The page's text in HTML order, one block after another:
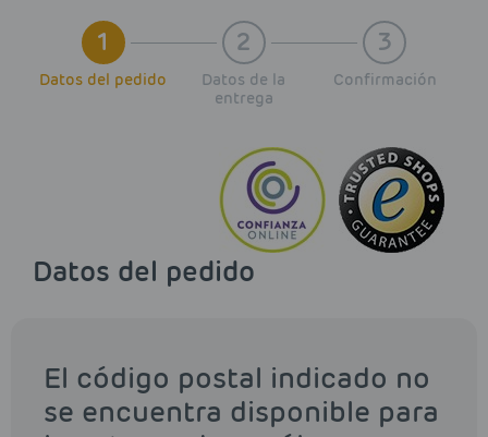
1
Datos del pedido
2
Datos de la
entrega
3
Confirmación
Datos del pedido
El código postal indicado no
se encuentra disponible para